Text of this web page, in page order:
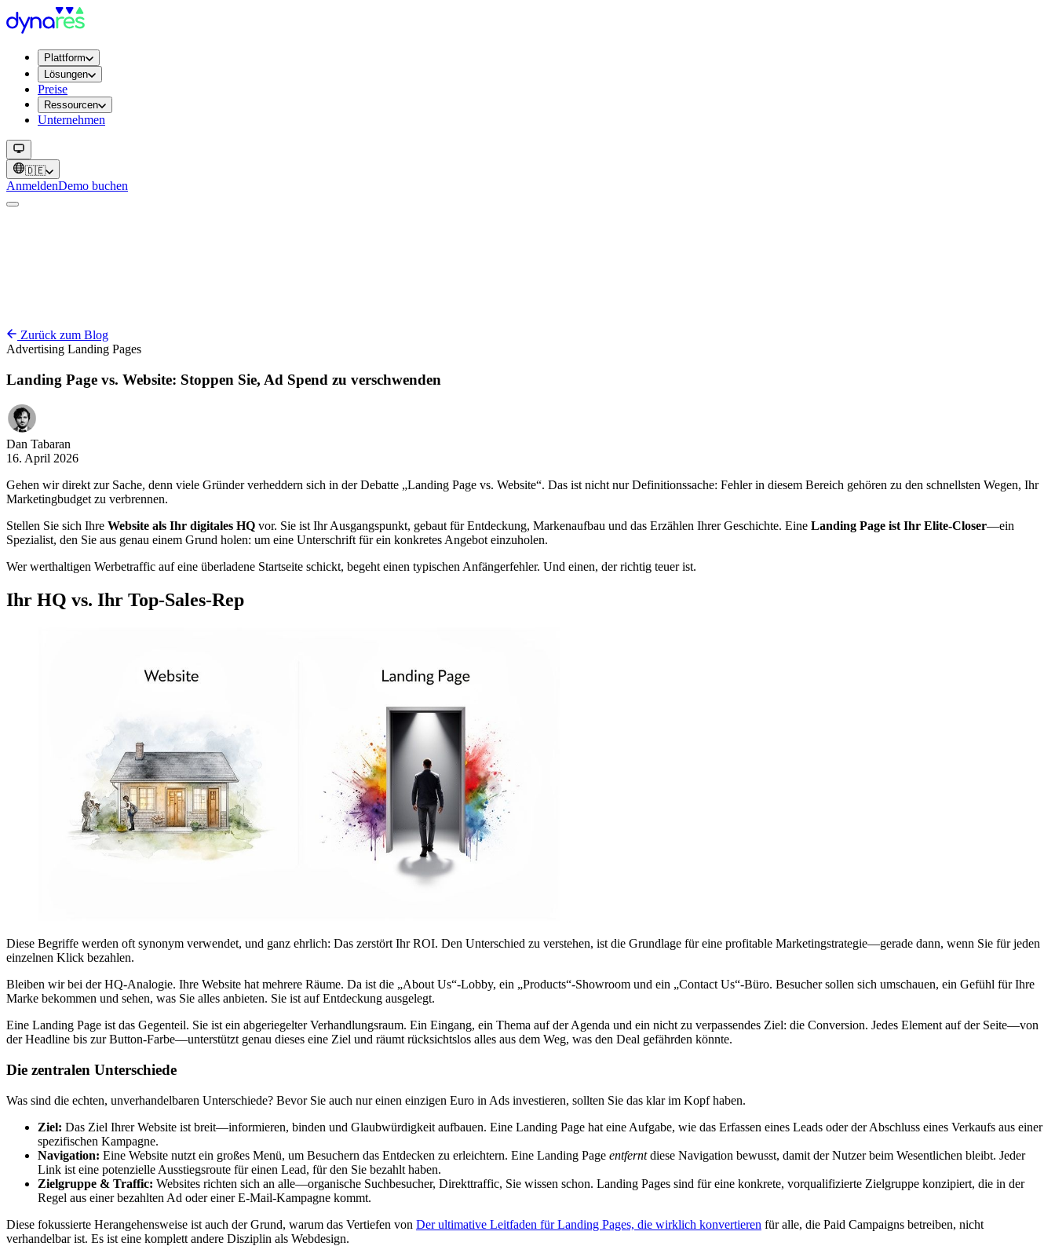
Plattform
Lösungen
Preise
Ressourcen
Unternehmen
🇩🇪
AnmeldenDemo buchen
Zurück zum Blog
Advertising Landing Pages
Landing Page vs. Website: Stoppen Sie, Ad Spend zu verschwenden
Dan Tabaran
16. April 2026
Gehen wir direkt zur Sache, denn viele Gründer verheddern sich in der Debatte „Landing Page vs. Website“. Das ist nicht nur Definitionssache: Fehler in diesem Bereich gehören zu den schnellsten Wegen, Ihr
Marketingbudget zu verbrennen.
Stellen Sie sich Ihre Website als Ihr digitales HQ vor. Sie ist Ihr Ausgangspunkt, gebaut für Entdeckung, Markenaufbau und das Erzählen Ihrer Geschichte. Eine Landing Page ist Ihr Elite-Closer—ein
Spezialist, den Sie aus genau einem Grund holen: um eine Unterschrift für ein konkretes Angebot einzuholen.
Wer werthaltigen Werbetraffic auf eine überladene Startseite schickt, begeht einen typischen Anfängerfehler. Und einen, der richtig teuer ist.
Ihr HQ vs. Ihr Top-Sales-Rep
Diese Begriffe werden oft synonym verwendet, und ganz ehrlich: Das zerstört Ihr ROI. Den Unterschied zu verstehen, ist die Grundlage für eine profitable Marketingstrategie—gerade dann, wenn Sie für jeden
einzelnen Klick bezahlen.
Bleiben wir bei der HQ-Analogie. Ihre Website hat mehrere Räume. Da ist die „About Us“-Lobby, ein „Products“-Showroom und ein „Contact Us“-Büro. Besucher sollen sich umschauen, ein Gefühl für Ihre
Marke bekommen und sehen, was Sie alles anbieten. Sie ist auf Entdeckung ausgelegt.
Eine Landing Page ist das Gegenteil. Sie ist ein abgeriegelter Verhandlungsraum. Ein Eingang, ein Thema auf der Agenda und ein nicht zu verpassendes Ziel: die Conversion. Jedes Element auf der Seite—von
der Headline bis zur Button-Farbe—unterstützt genau dieses eine Ziel und räumt rücksichtslos alles aus dem Weg, was den Deal gefährden könnte.
Die zentralen Unterschiede
Was sind die echten, unverhandelbaren Unterschiede? Bevor Sie auch nur einen einzigen Euro in Ads investieren, sollten Sie das klar im Kopf haben.
Ziel: Das Ziel Ihrer Website ist breit—informieren, binden und Glaubwürdigkeit aufbauen. Eine Landing Page hat eine Aufgabe, wie das Erfassen eines Leads oder der Abschluss eines Verkaufs aus einer
spezifischen Kampagne.
Navigation: Eine Website nutzt ein großes Menü, um Besuchern das Entdecken zu erleichtern. Eine Landing Page entferntdiese Navigation bewusst, damit der Nutzer beim Wesentlichen bleibt. Jeder
Link ist eine potenzielle Ausstiegsroute für einen Lead, für den Sie bezahlt haben.
Zielgruppe & Traffic: Websites richten sich an alle—organische Suchbesucher, Direkttraffic, Sie wissen schon. Landing Pages sind für eine konkrete, vorqualifizierte Zielgruppe konzipiert, die in der
Regel aus einer bezahlten Ad oder einer E-Mail-Kampagne kommt.
Diese fokussierte Herangehensweise ist auch der Grund, warum das Vertiefen von Der ultimative Leitfaden für Landing Pages, die wirklich konvertieren für alle, die Paid Campaigns betreiben, nicht
verhandelbar ist. Es ist eine komplett andere Disziplin als Webdesign.